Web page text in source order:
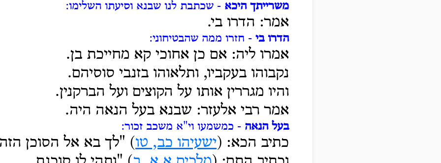
משרייתך היכא - שכתבת לנו שבנא וסיעתו השלימו:
אמר: הדרו בי.
הדרו בי - חזרו ממה שהבטיחוני:
אמרו ליה: אם כן אחוכי קא מחייכת בן.
נקבוהו בעקביו, ותלאוהו בזנבי סוסיהם.
והיו מגררין אותו על הקוצים ועל הברקנין.
אמר רבי אלעזר: שבנא בעל הנאה היה.
בעל הנאה - כמשמעו וי"א משכב זכור:
כתיב הכא: (ישעיהו כב, טו) "לך בא אל הסוכן